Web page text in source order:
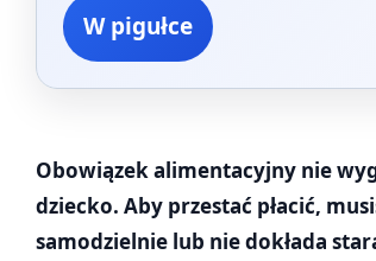
W pigułce
Obowiązek alimentacyjny nie
dziecko. Aby przestać płacić,
samodzielnie lub nie dokłada